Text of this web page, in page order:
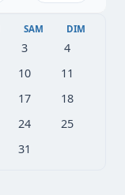
SAM DIM
3
4
10
11
17
18
24
25
31